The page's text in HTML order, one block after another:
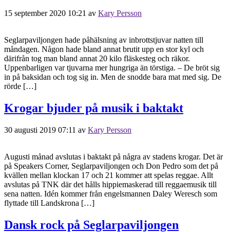
15 september 2020 10:21 av Kary Persson
Seglarpaviljongen hade påhälsning av inbrottstjuvar natten till
måndagen. Någon hade bland annat brutit upp en stor kyl och
därifrån tog man bland annat 20 kilo fläskesteg och räkor.
Uppenbarligen var tjuvarna mer hungriga än törstiga. – De bröt sig
in på baksidan och tog sig in. Men de snodde bara mat med sig. De
rörde […]
Krogar bjuder på musik i baktakt
30 augusti 2019 07:11 av Kary Persson
Augusti månad avslutas i baktakt på några av stadens krogar. Det är
på Speakers Corner, Seglarpaviljongen och Don Pedro som det på
kvällen mellan klockan 17 och 21 kommer att spelas reggae. Allt
avslutas på TNK där det hålls hippiemaskerad till reggaemusik till
sena natten. Idén kommer från engelsmannen Daley Weresch som
flyttade till Landskrona […]
Dansk rock på Seglarpaviljongen